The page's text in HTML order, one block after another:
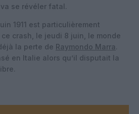
se révéler fatal.
1911 est particulièrement
crash, le jeudi 8 juin, le monde
la perte de Raymondo Marra.
en Italie alors qu’il disputait la